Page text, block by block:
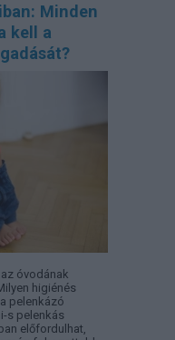
Minden
kell a
óvodának
higiénés
pelenkázó
s pelenkás
előfordulhat,